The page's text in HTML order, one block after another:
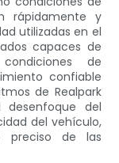
rápidamente y
utilizadas en el
capaces de
de
confiable
de Realpark
desenfoque del
del vehículo,
preciso de las